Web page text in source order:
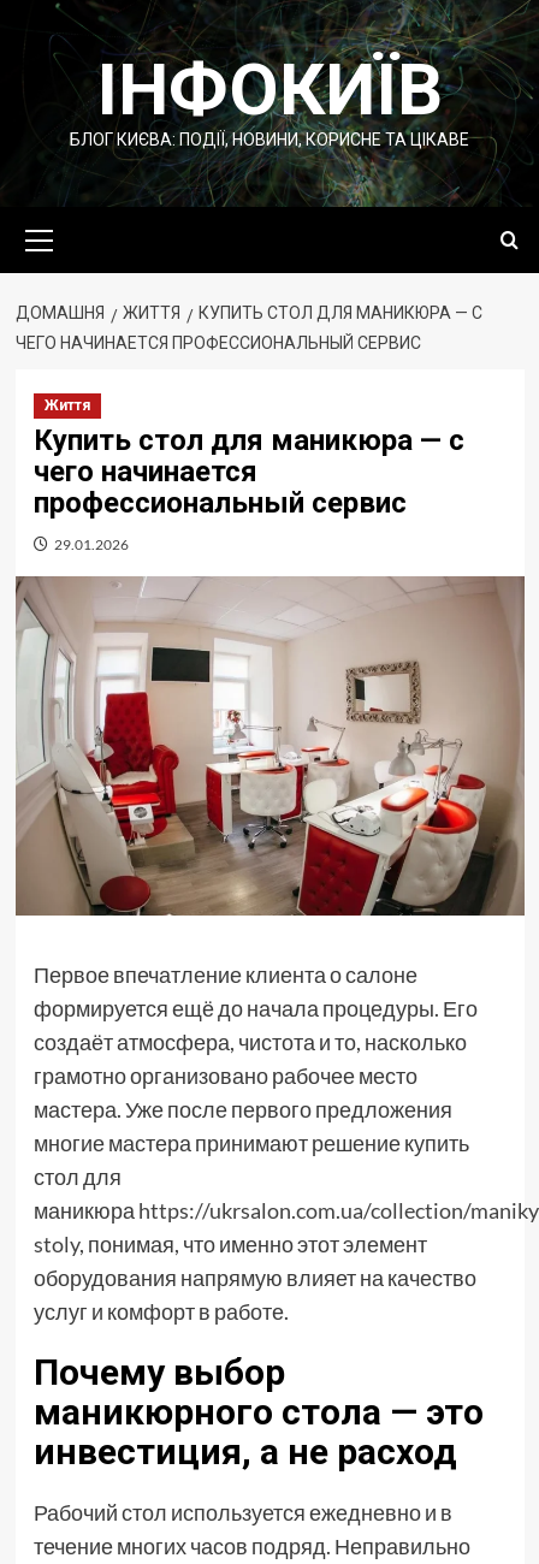
Перейти
ІНФОКИЇВ
БЛОГ КИЄВА: ПОДІЇ, НОВИНИ, КОРИСНЕ ТА ЦІКАВЕ
меню
ДОМАШНЯ ЖИТТЯ
КУПИТЬ СТОЛ ДЛЯ МАНИКЮРА — С
ЧЕГО НАЧИНАЕТСЯ ПРОФЕССИОНАЛЬНЫЙ СЕРВИС
Життя
Купить стол для маникюра — с
чего начинается
профессиональный сервис
29.01.2026
Первое впечатление клиента о салоне
формируется ещё до начала процедуры. Его
создаёт атмосфера, чистота и то, насколько
грамотно организовано рабочее место
мастера. Уже после первого предложения
многие мастера принимают решение купить
стол для
маникюра https://ukrsalon.com.ua/collection/
stoly, понимая, что именно этот элемент
оборудования напрямую влияет на качество
услуг и комфорт в работе.
Почему выбор
маникюрного стола — это
инвестиция, а не расход
Рабочий стол используется ежедневно и в
течение многих часов подряд. Неправильно